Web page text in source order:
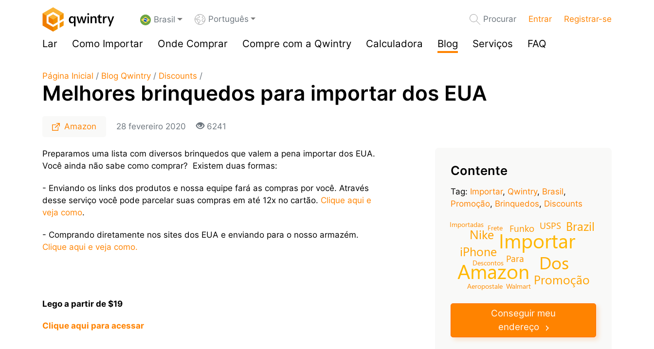
Brasil Português Procurar Entrar Registrar-se
Lar Como Importar Onde Comprar Compre com a Qwintry Calculadora Blog Serviços FAQ
Página Inicial / Blog Qwintry / Discounts /
Melhores brinquedos para importar dos EUA
Amazon 28 fevereiro 2020 6241
Contente
Tag: Importar, Qwintry, Brasil,
Promoção, Brinquedos, Discounts
Amazon
Importar
Dos
iPhone
Nike
Promoção
Brazil
Para
Funko USPS
Descontos
Frete
Walmart
Aeropostale
Importadas
Conseguir meu
endereço
Preparamos uma lista com diversos brinquedos que valem a pena importar dos EUA.
Você ainda não sabe como comprar? Existem duas formas:
- Enviando os links dos produtos e nossa equipe fará as compras por você. Através
desse serviço você pode parcelar suas compras em até 12x no cartão. Clique aqui e
veja como.
- Comprando diretamente nos sites dos EUA e enviando para o nosso armazém.
Clique aqui e veja como.
Lego a partir de $19
Clique aqui para acessar